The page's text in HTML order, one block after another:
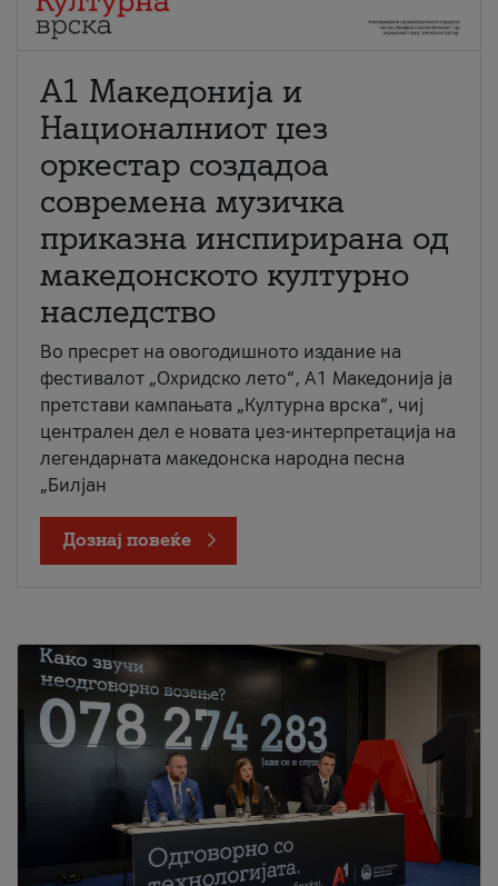
А1 Македонија и
Националниот џез
оркестар создадоа
современа музичка
приказна инспирирана од
македонското културно
наследство
Во пресрет на овогодишното издание на
фестивалот „Охридско лето“, А1 Македонија ја
претстави кампањата „Културна врска“, чиј
централен дел е новата џез-интерпретација на
легендарната македонска народна песна
„Билјан
Дознај повеќе